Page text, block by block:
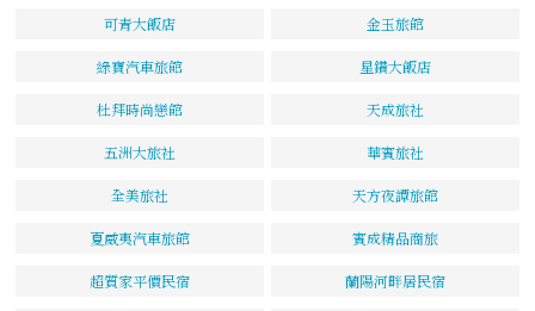
可青大飯店 金玉旅館
綠寶汽車旅館 星鑽大飯店
杜拜時尚戀館 天成旅社
五洲大旅社 華賓旅社
全美旅社 天方夜譚旅館
夏威夷汽車旅館 賓成精品商旅
超質家平價民宿 蘭陽河畔居民宿